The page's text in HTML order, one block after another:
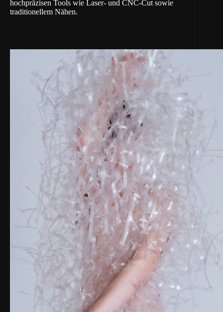
hochpräzisen Tools wie Laser- und CNC-Cutsowie
traditionellem Nähen.